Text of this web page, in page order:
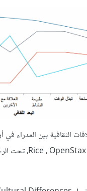
الاختلافات الثقافية بين